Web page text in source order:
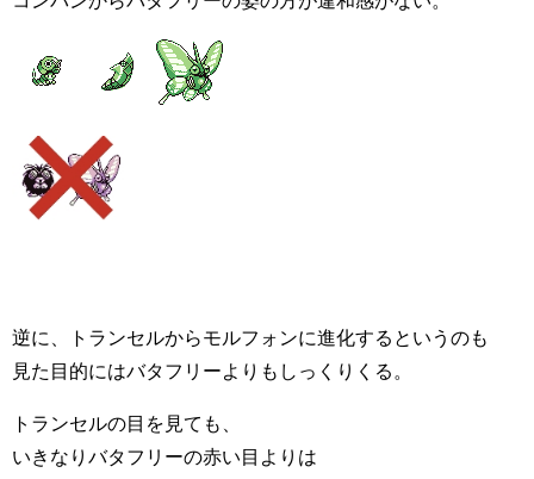
逆に、トランセルからモルフォンに進化するというのも
見た目的にはバタフリーよりもしっくりくる。
トランセルの目を見ても、
いきなりバタフリーの赤い目よりは